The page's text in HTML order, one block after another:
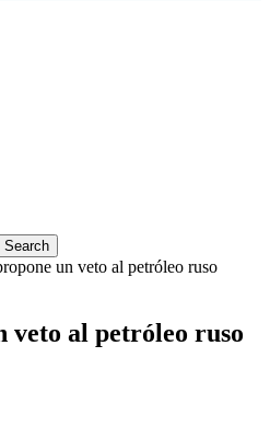
Search
un veto al petróleo ruso
veto al petróleo ruso